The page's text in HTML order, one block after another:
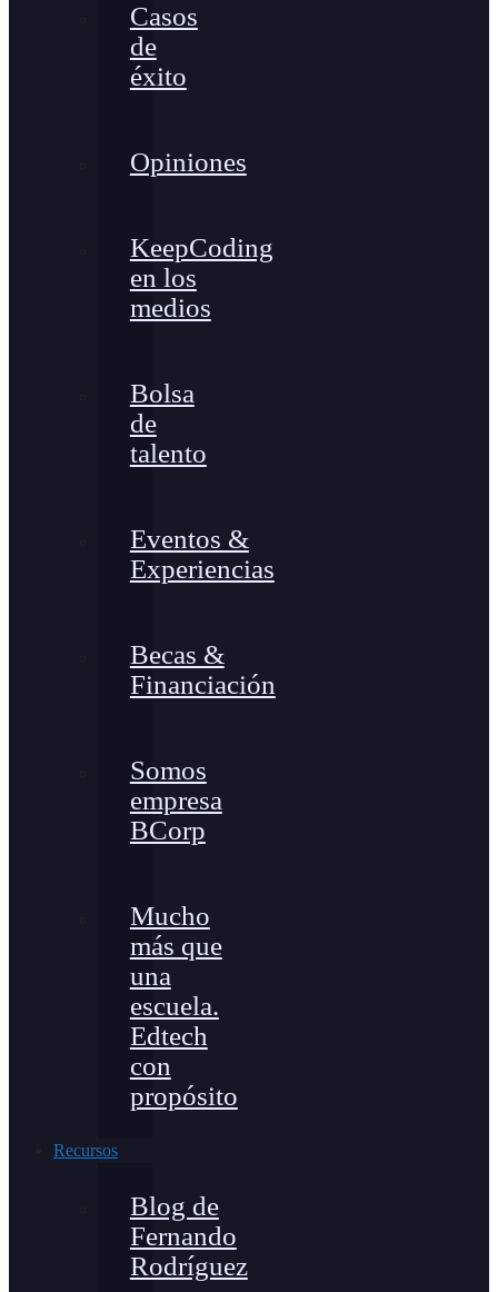
Casos
de
éxito
Opiniones
KeepCoding
en los
medios
Bolsa
de
talento
Eventos &
Experiencias
Becas &
Financiación
Somos
empresa
BCorp
Mucho
más que
una
escuela.
Edtech
con
propósito
Recursos
Blog de
Fernando
Rodríguez